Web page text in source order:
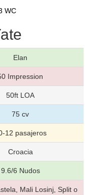
WC
Elan
Impression
50ft LOA
75 cv
12 pasajeros
Croacia
9.6/6 Nudos
Mali Losinj, Split o